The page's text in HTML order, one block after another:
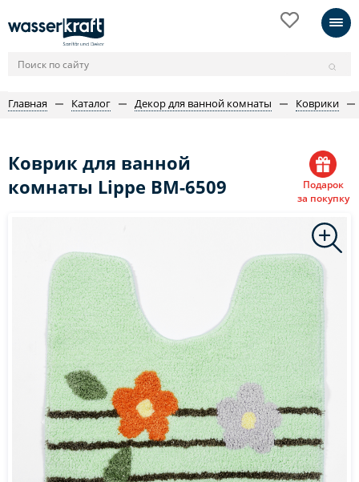
Главная Каталог Декор для ванной комнаты Коврики
Коврик для ванной
комнаты Lippe BM-6509
Подарок
за покупку